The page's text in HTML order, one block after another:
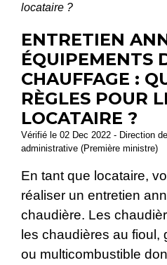
locataire ?
ENTRETIEN
ÉQUIPEMENTS
CHAUFFAGE :
RÈGLES POUR
LOCATAIRE ?
Vérifié le 02 Dec 2022 - Direction
administrative (Première ministre)
En tant que locataire,
réaliser un entretien
chaudière. Les
les chaudières au fioul,
ou multicombustible